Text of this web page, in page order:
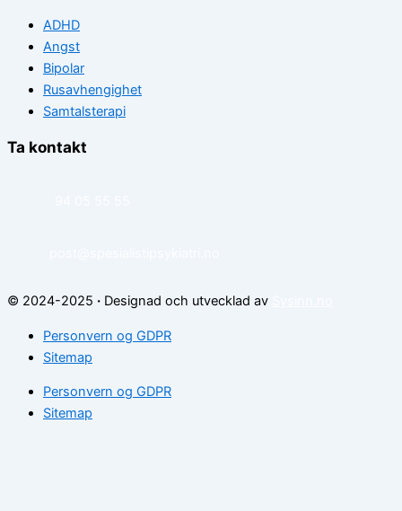
ADHD
Angst
Bipolar
Rusavhengighet
Samtalsterapi
Ta kontakt
© 2024-2025 · Designad och utvecklad av
Personvern og GDPR
Sitemap
Personvern og GDPR
Sitemap